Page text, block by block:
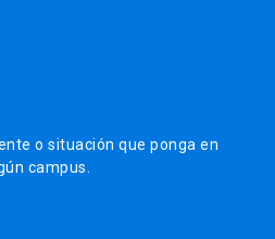
o situación que ponga en
campus.